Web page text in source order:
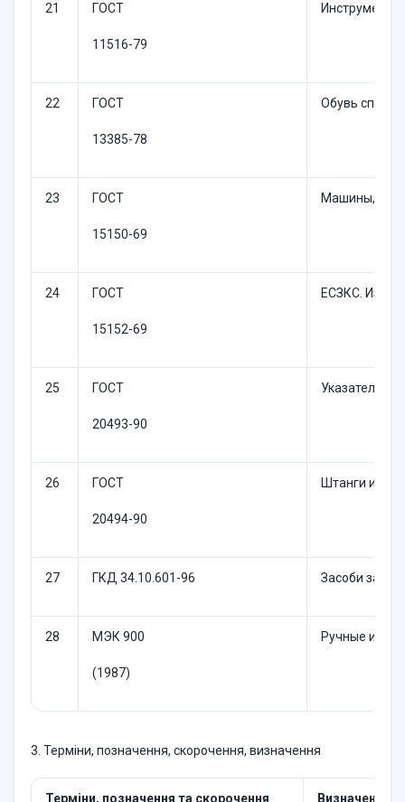
21 ГОСТ
11516-79
Инструмент
22 ГОСТ
13385-78
Обувь
23 ГОСТ
15150-69
Машины,
24 ГОСТ
15152-69
ЕСЗКС.
25 ГОСТ
20493-90
Указатели
26 ГОСТ
20494-90
Штанги
27 ГКД 34.10.601-96 Засоби
28 МЭК 900
(1987)
Ручные
3. Терміни, позначення, скорочення, визначення
Терміни, позначення та скорочення Визначення